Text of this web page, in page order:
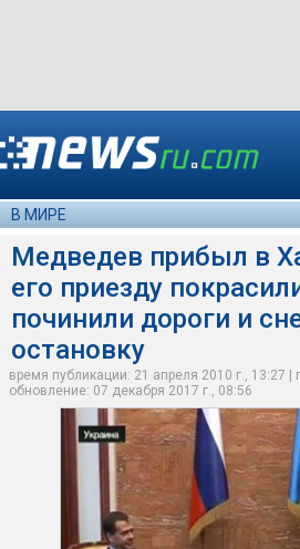
В МИРЕ
Медведев прибыл в
его приезду
починили дороги и
остановку
время публикации: 21 апреля 2010 г., 13:27 |
обновление: 07 декабря 2017 г., 08:56